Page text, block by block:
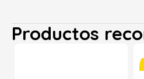
Productos